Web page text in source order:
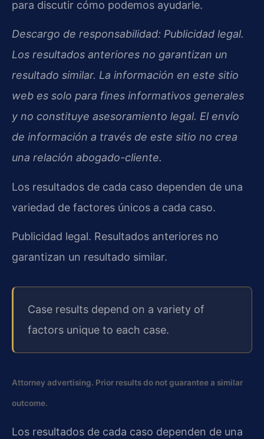
para discutir cómo podemos ayudarle.
Descargo de responsabilidad: Publicidad legal.
Los resultados anteriores no garantizan un
resultado similar. La información en este sitio
web es solo para fines informativos generales
y no constituye asesoramiento legal. El envío
de información a través de este sitio no crea
una relación abogado-cliente.
Los resultados de cada caso dependen de una
variedad de factores únicos a cada caso.
Publicidad legal. Resultados anteriores no
garantizan un resultado similar.
Case results depend on a variety of
factors unique to each case.
Attorney advertising. Prior results do not guarantee a similar
outcome.
Los resultados de cada caso dependen de una